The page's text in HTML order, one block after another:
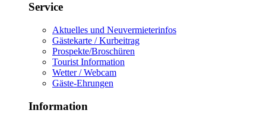
Service
Aktuelles und Neuvermieterinfos
Gästekarte / Kurbeitrag
Prospekte/Broschüren
Tourist Information
Wetter / Webcam
Gäste-Ehrungen
Information